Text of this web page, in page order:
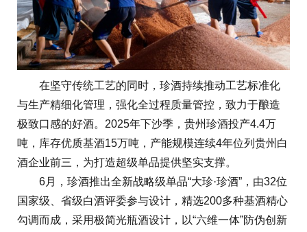
在坚守传统工艺的同时，珍酒持续推动工艺标准化
与生产精细化管理，强化全过程质量管控，致力于酿造
极致口感的好酒。2025年下沙季，贵州珍酒投产4.4万
吨，库存优质基酒15万吨，产能规模连续4年位列贵州白
酒企业前三，为打造超级单品提供坚实支撑。
6月，珍酒推出全新战略级单品“大珍·珍酒”，由32位
国家级、省级白酒评委参与设计，精选200多种基酒精心
勾调而成，采用极简光瓶酒设计，以“六维一体”防伪创新